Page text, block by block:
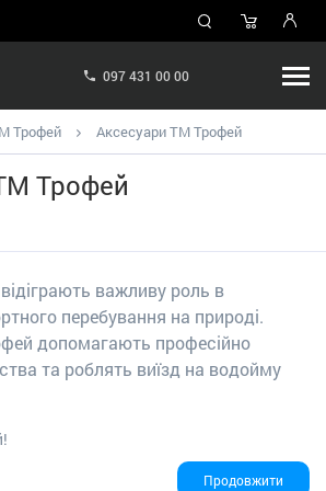
097 431 00 00
Трофей Аксесуари ТМ Трофей
Трофей
важливу роль в
перебування на природі.
допомагають професійно
та роблять виїзд на водойму
Саме тому до нашого
любителю активного
Продовжити